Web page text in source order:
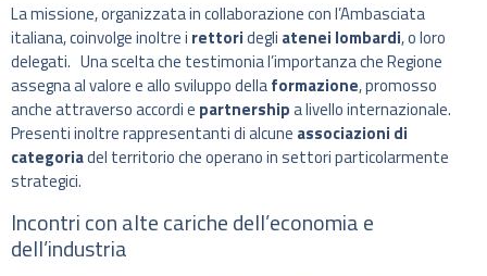
La missione, organizzata in collaborazione con l’Ambasciata
italiana, coinvolge inoltre i rettoridegli atenei lombardi, o loro
delegati. Una scelta che testimonia l’importanza che Regione
assegna al valore e allo sviluppo dellaformazione, promosso
anche attraverso accordi e partnershipa livello internazionale.
Presenti inoltre rappresentanti di alcune associazioni di
categoriadel territorio che operano in settori particolarmente
strategici.
Incontri con alte cariche dell’economia e
dell’industria